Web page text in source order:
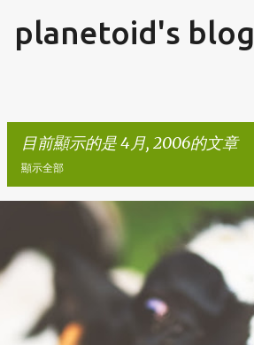
跳到主要內容
planetoid's blog
目前顯示的是 4月, 2006的文章
顯示全部
表
文